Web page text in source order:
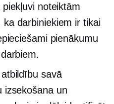
noteiktām
darbiniekiem ir tikai
pienākumu
savā
izsekošana un